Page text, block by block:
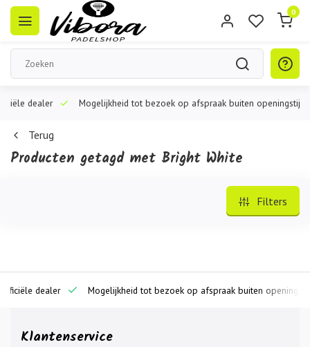
0
dealer Mogelijkheid tot bezoek op afspraak buiten openingstijden
Terug
Producten getagd met Bright White
Filters
dealer Mogelijkheid tot bezoek op afspraak buiten openingstijden
Klantenservice